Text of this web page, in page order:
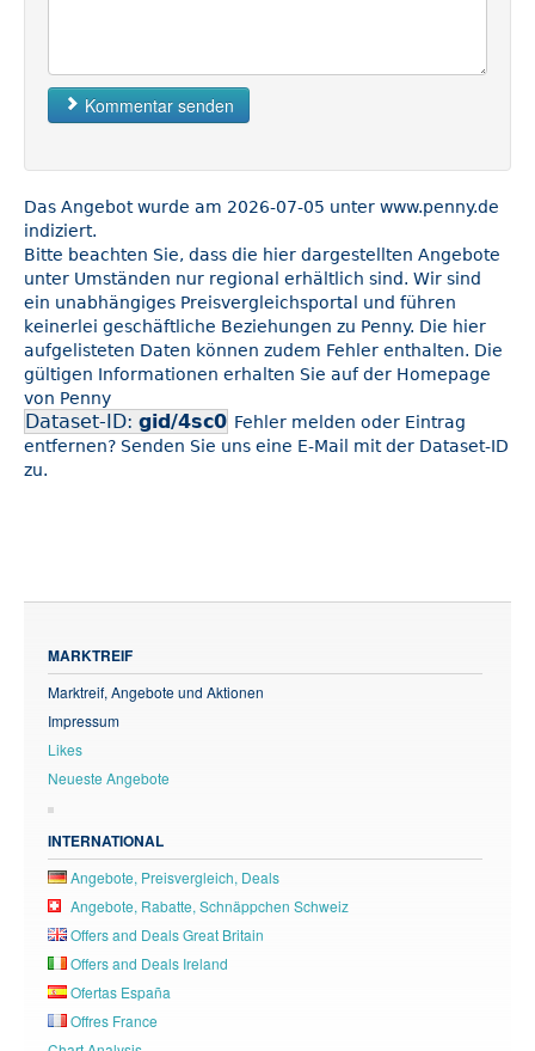
Kommentar senden
Das Angebot wurde am 2026-07-05 unter www.penny.de
indiziert.
Bitte beachten Sie, dass die hier dargestellten Angebote
unter Umständen nur regional erhältlich sind. Wir sind
ein unabhängiges Preisvergleichsportal und führen
keinerlei geschäftliche Beziehungen zu Penny. Die hier
aufgelisteten Daten können zudem Fehler enthalten. Die
gültigen Informationen erhalten Sie auf der Homepage
von Penny
Dataset-ID: gid/4sc0 Fehler melden oder Eintrag
entfernen? Senden Sie uns eine E-Mail mit der Dataset-ID
zu.
MARKTREIF
Marktreif, Angebote und Aktionen
Impressum
Likes
Neueste Angebote
INTERNATIONAL
Angebote, Preisvergleich, Deals
Angebote, Rabatte, Schnäppchen Schweiz
Offers and Deals Great Britain
Offers and Deals Ireland
Ofertas España
Offres France